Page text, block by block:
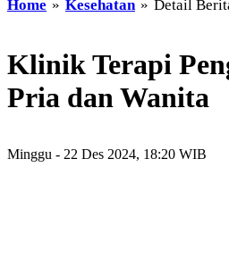
Home » Kesehatan » Detail
Klinik Terapi
Pria dan Wanita
Minggu - 22 Des 2024, 18:20 WIB